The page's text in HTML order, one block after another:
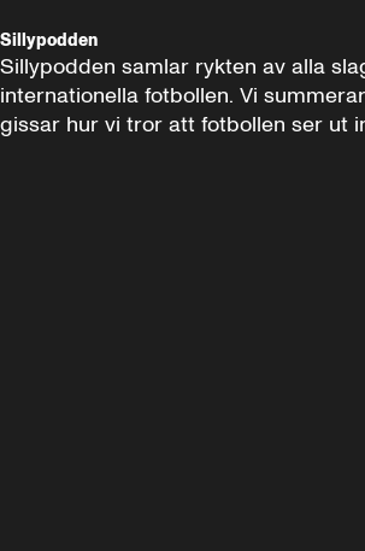
Sillypodden
Sillypodden samlar rykten av alla
internationella fotbollen. Vi
gissar hur vi tror att fotbollen ser ut